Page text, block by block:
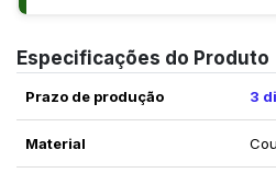
Especificações do Produto
Prazo de produção 3
Material